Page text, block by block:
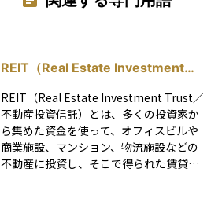
REIT（Real Estate Investment
REIT（Real Estate Investment Trust／
不動産投資信託）とは、多くの投資家か
ら集めた資金を使って、オフィスビルや
商業施設、マンション、物流施設などの
不動産に投資し、そこで得られた賃貸収